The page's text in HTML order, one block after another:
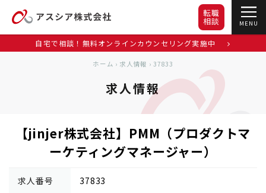
MENU
転職
相談
自宅で相談！無料オンラインカウンセリング実施中
ホーム › 求人情報 › 37833
求人情報
【jinjer株式会社】PMM（プロダクトマ
ーケティングマネージャー）
求人番号 37833